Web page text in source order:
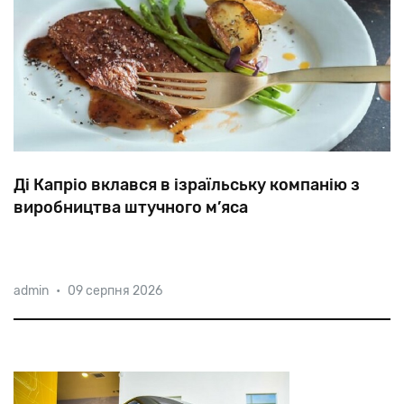
Ді Капріо вклався в ізраїльську компанію з
виробництва штучного м’яса
перший
у світі стейк
клітин та тривимірній біопечаті.
admin • 09 серпня 2026